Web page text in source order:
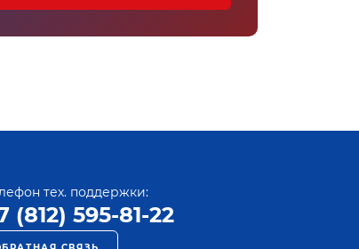
тех. поддержки:
(812) 595-81-22